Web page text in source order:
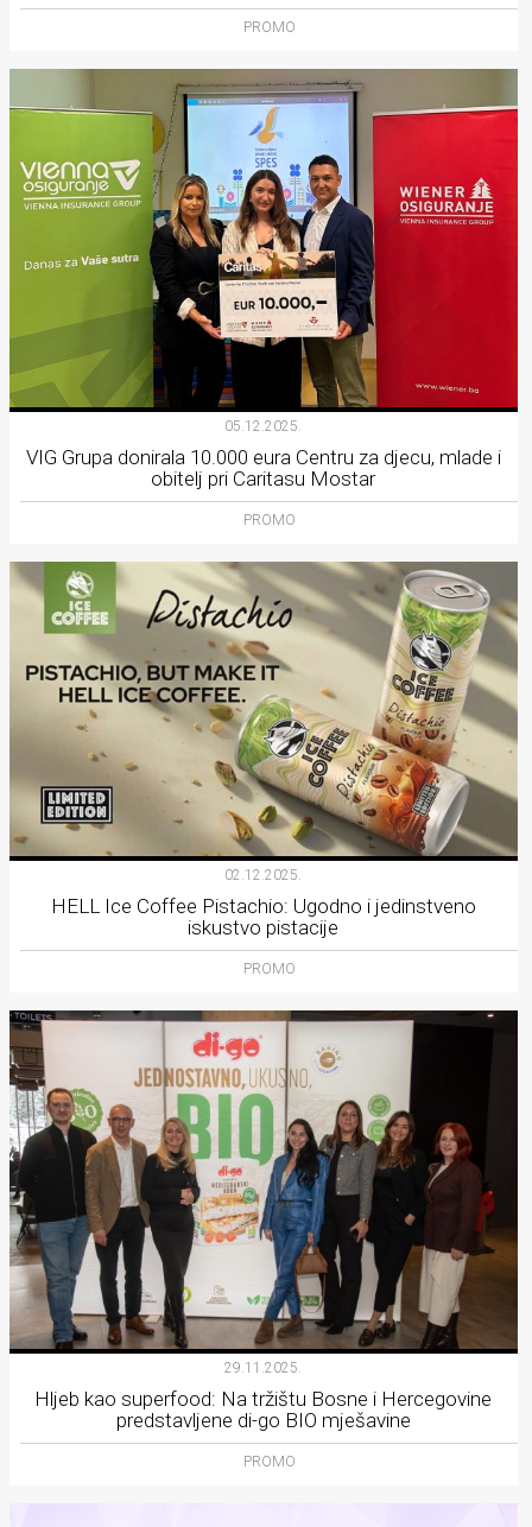
PROMO
05.12.2025.
VIG Grupa donirala 10.000 eura Centru za djecu, mlade i
obitelj pri Caritasu Mostar
PROMO
02.12.2025.
HELL Ice Coffee Pistachio: Ugodno i jedinstveno
iskustvo pistacije
PROMO
29.11.2025.
Hljeb kao superfood: Na tržištu Bosne i Hercegovine
predstavljene di-go BIO mješavine
PROMO